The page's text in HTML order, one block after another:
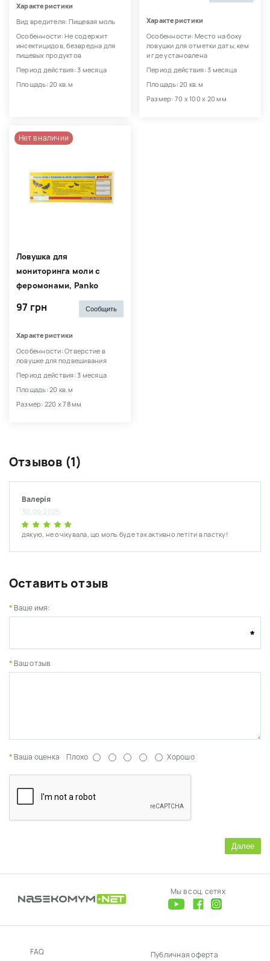
Характеристики
Вид вредителя: Пищевая моль
Особенности: Не содержит
инсектицидов, безвредна для
пищевых продуктов
Период действия: 3 месяца
Площадь: 20 кв.м
Характеристики
Особенности: Место на боку
ловушки для отметки даты, кем
и где установлена
Период действия: 3 месяца
Площадь: 20 кв.м
Размер: 70 х 100 х 20 мм
Нет в наличии
Ловушка для
мониторинга моли с
феромонами, Panko
97 грн Сообщить
Характеристики
Особенности: Отверстие в
ловушке для подвешивания
Период действия: 3 месяца
Площадь: 20 кв.м
Размер: 220 х 78 мм
Отзывов (1)
Валерія
30.09.2025
дякую, не очікувала, що моль буде так активно летіти в пастку!
Оставить отзыв
Ваше имя:
Ваш отзыв
Ваша оценка Плохо Хорошо
Далее
Мы в соц. сетях
FAQ
Публичная оферта